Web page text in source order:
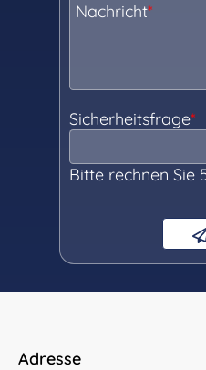
Nachricht*
Sicherheitsfrage*
Bitte rechnen Sie
Adresse